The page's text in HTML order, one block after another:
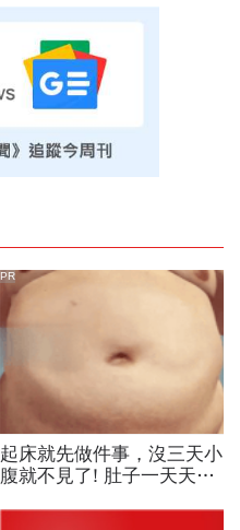
起床就先做件事，沒三天小
腹就不見了! 肚子一天天變
PR